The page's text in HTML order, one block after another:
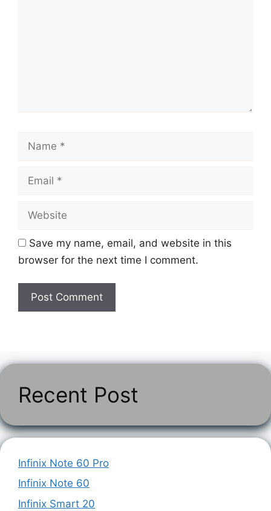
Save my name, email, and website in this
browser for the next time I comment.
Recent Post
Infinix Note 60 Pro
Infinix Note 60
Infinix Smart 20